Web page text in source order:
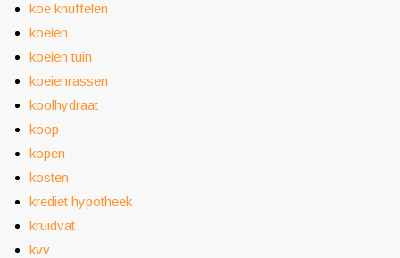
koe knuffelen
koeien
koeien tuin
koeienrassen
koolhydraat
koop
kopen
kosten
krediet hypotheek
kruidvat
kvv